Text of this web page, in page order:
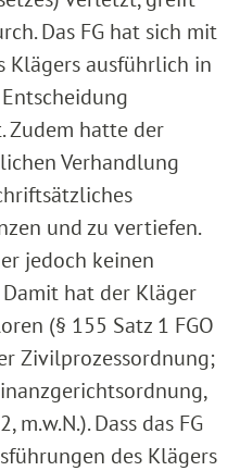
Das FG hat sich mit
Klägers ausführlich in
Zudem hatte der
Verhandlung
und zu vertiefen.
jedoch keinen
hat der Kläger
(§ 155 Satz 1 FGO
Zivilprozessordnung;
m.w.N.). Dass das FG
des Klägers